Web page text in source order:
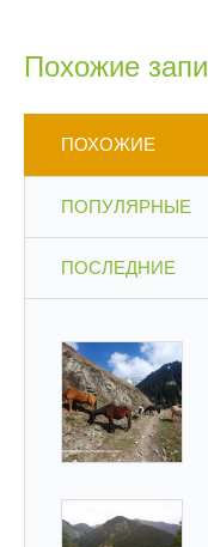
Похожие
ПОХОЖИЕ
ПОПУЛЯРНЫЕ
ПОСЛЕДНИЕ